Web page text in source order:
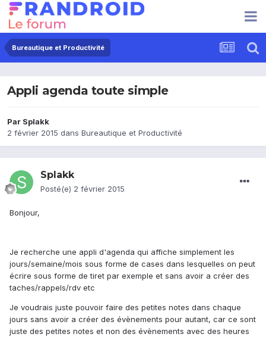
Bureautique et Productivité
Appli agenda toute simple
Par Splakk
2 février 2015 dans Bureautique et Productivité
Splakk
Posté(e) 2 février 2015
Bonjour,
Je recherche une appli d'agenda qui affiche simplement les
jours/semaine/mois sous forme de cases dans lesquelles on peut
écrire sous forme de tiret par exemple et sans avoir a créer des
taches/rappels/rdv etc
Je voudrais juste pouvoir faire des petites notes dans chaque
jours sans avoir a créer des évènements pour autant, car ce sont
juste des petites notes et non des évènements avec des heures